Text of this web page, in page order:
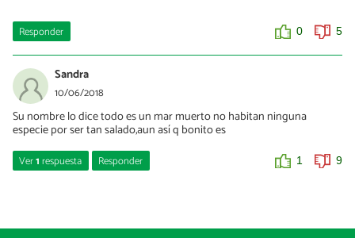
Responder 0 5
Sandra
10/06/2018
Su nombre lo dice todo es un mar muerto no habitan ninguna
especie por ser tan salado,aun así q bonito es
Ver1respuesta Responder 1 9